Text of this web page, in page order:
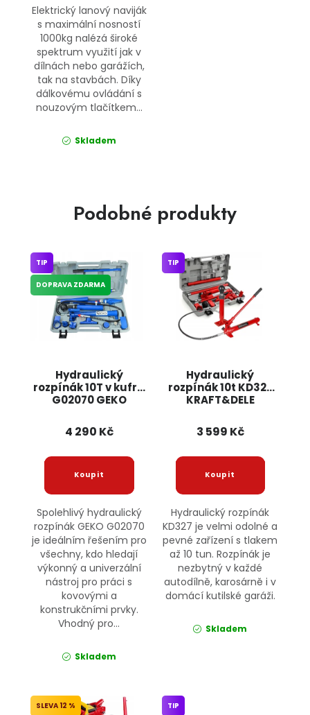
Elektrický lanový naviják
s maximální nosností
1000kg nalézá široké
spektrum využití jak v
dílnách nebo garážích,
tak na stavbách. Díky
dálkovému ovládání s
nouzovým tlačítkem...
Skladem
Podobné produkty
Hydraulický
rozpínák 10T v kufru
G02070 GEKO
TIP
DOPRAVA ZDARMA
4 290 Kč
Spolehlivý hydraulický
rozpínák GEKO G02070
je ideálním řešením pro
všechny, kdo hledají
výkonný a univerzální
nástroj pro práci s
kovovými a
konstrukčními prvky.
Vhodný pro...
Skladem
Hydraulický
rozpínák 10t KD327
KRAFT&DELE
TIP
3 599 Kč
Hydraulický rozpínák
KD327 je velmi odolné a
pevné zařízení s tlakem
až 10 tun. Rozpínák je
nezbytný v každé
autodílně, karosárně i v
domácí kutilské garáži.
Skladem
12 % TIP